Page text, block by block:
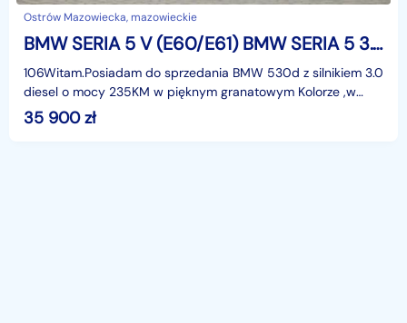
Ostrów Mazowiecka, mazowieckie
BMW SERIA 5 V (E60/E61) BMW SERIA 5 3.0d(235KM)*M-Pakiet*Xenon*Navi*Panorama*HeadUp*El.Fotele*Skóry*Alu1
106Witam.Posiadam do sprzedania BMW 530d z silnikiem 3.0
diesel o mocy 235KM w pięknym granatowym Kolorze ,w
najbogatszej wersji wyposażenia M-Pakiet i z rewela
35 900zł